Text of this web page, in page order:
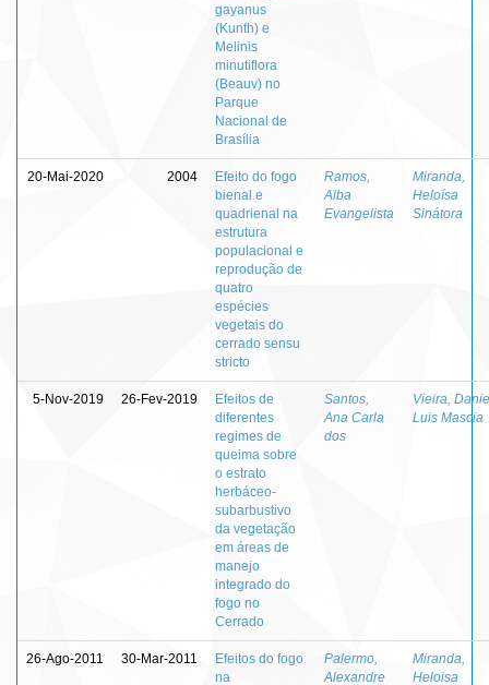
gayanus
(Kunth) e
Melinis
minutiflora
(Beauv) no
Parque
Nacional de
Brasília
20-Mai-2020 2004
Efeito do fogo
bienal e
quadrienal na
estrutura
populacional e
reprodução de
quatro
espécies
vegetais do
cerrado sensu
stricto
Ramos,
Alba
Evangelista
Miranda,
Heloísa
Sinátora
5-Nov-2019 26-Fev-2019
Efeitos de
diferentes
regimes de
queima sobre
o estrato
herbáceo-
subarbustivo
da vegetação
em áreas de
manejo
integrado do
fogo no
Cerrado
Santos,
Ana Carla
dos
Vieira,
Luis Mascia
26-Ago-2011 30-Mar-2011
Efeitos do fogo
na
Palermo,
Alexandre
Miranda,
Heloisa